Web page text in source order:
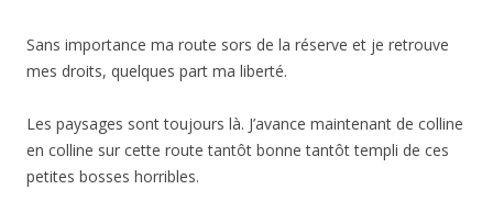
Sans importance ma route sors de la réserve et je retrouve
mes droits, quelques part ma liberté.
Les paysages sont toujours là. J’avance maintenant de colline
en colline sur cette route tantôt bonne tantôt templi de ces
petites bosses horribles.